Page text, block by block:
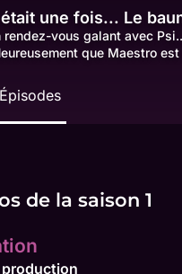
une fois... Le
rendez-vous galant avec
que Maestro
Épisodes
de la saison 1